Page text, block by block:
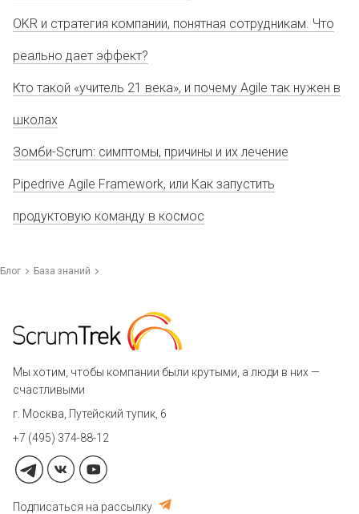
OKR и стратегия компании, понятная сотрудникам. Что
реально дает эффект?
Кто такой «учитель 21 века», и почему Agile так нужен в
школах
Зомби-Scrum: симптомы, причины и их лечение
Pipedrive Agile Framework, или Как запустить
продуктовую команду в космос
Блог База знаний
Мы хотим, чтобы компании были крутыми, а люди в них —
счастливыми
г. Москва, Путейский тупик, 6
+7 (495) 374-88-12
Подписаться на рассылку